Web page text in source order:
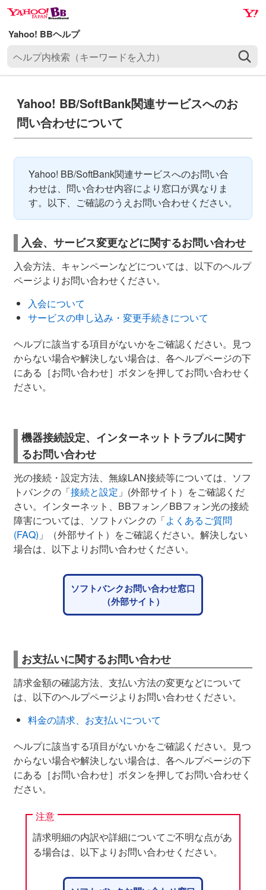
ナ
ビ
ゲ
ー
キ
ッ
メ
イ
ン
コ
ス
キ
プ
（
を
入
力
）
Yahoo! BB/SoftBank関連サービスへのお
問い合わせについて
Yahoo! BB/SoftBank関連サービスへのお問い合
わせは、問い合わせ内容により窓口が異なりま
す。以下、ご確認のうえお問い合わせください。
入会、サービス変更などに関するお問い合わせ
入会方法、キャンペーンなどについては、以下のヘルプ
ページよりお問い合わせください。
入会について
サービスの申し込み・変更手続きについて
ヘルプに該当する項目がないかをご確認ください。見つ
からない場合や解決しない場合は、各ヘルプページの下
にある［お問い合わせ］ボタンを押してお問い合わせく
ださい。
機器接続設定、インターネットトラブルに関す
るお問い合わせ
光の接続・設定方法、無線LAN接続等については、ソフ
トバンクの「接続と設定 」(外部サイト）をご確認くだ
さい。インターネット、BBフォン／BBフォン光の接続
障害については、ソフトバンクの「よくあるご質問
(FAQ) 」（外部サイト）をご確認ください。解決しない
場合は、以下よりお問い合わせください。
ソフトバンクお問い合わせ窓口
（外部サイト）
お支払いに関するお問い合わせ
請求金額の確認方法、支払い方法の変更などについて
は、以下のヘルプページよりお問い合わせください。
料金の請求、お支払いについて
ヘルプに該当する項目がないかをご確認ください。見つ
からない場合や解決しない場合は、各ヘルプページの下
にある［お問い合わせ］ボタンを押してお問い合わせく
ださい。
注意
請求明細の内訳や詳細についてご不明な点があ
る場合は、以下よりお問い合わせください。